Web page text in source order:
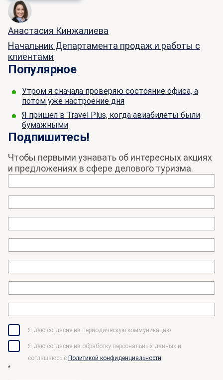
Анастасия Кинжалиева
Начальник Департамента продаж и работы с
клиентами
Популярное
Утром я сначала проверяю состояние офиса, а
потом уже настроение дня
Я пришел в Travel Plus, когда авиабилеты были
бумажными
Подпишитесь!
Чтобы первыми узнавать об интересных акциях
и предложениях в сфере делового туризма.
Я даю согласие на периодическую коммуникацию
Я даю согласие на обработку персональных данных и
соглашаюсь c Политикой конфиденциальности
*